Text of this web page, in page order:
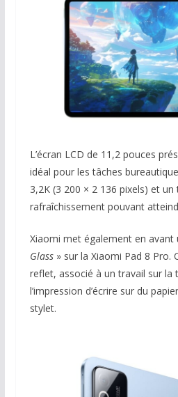
L’écran LCD de 11,2 pouces
idéal pour les tâches
3,2K (3 200 × 2 136 pixels) et un
rafraîchissement pouvant
Xiaomi met également en avant
Glass» sur la Xiaomi Pad 8 Pro.
reflet, associé à un travail sur la
l’impression d’écrire sur du
stylet.